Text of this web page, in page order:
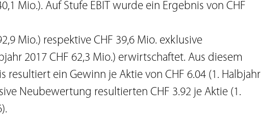
Mio.). Auf Stufe EBIT wurde ein Ergebnis von CHF
Mio.) respektive CHF 39,6 Mio. exklusive
2017 CHF 62,3 Mio.) erwirtschaftet. Aus diesem
resultiert ein Gewinn je Aktie von CHF 6.04 (1. Halbjahr
Neubewertung resultierten CHF 3.92 je Aktie (1.